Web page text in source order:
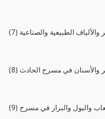
والألياف الطبيعية والصناعية
والأسنان في مسرح الحادث
والبول والبراز في مسرح